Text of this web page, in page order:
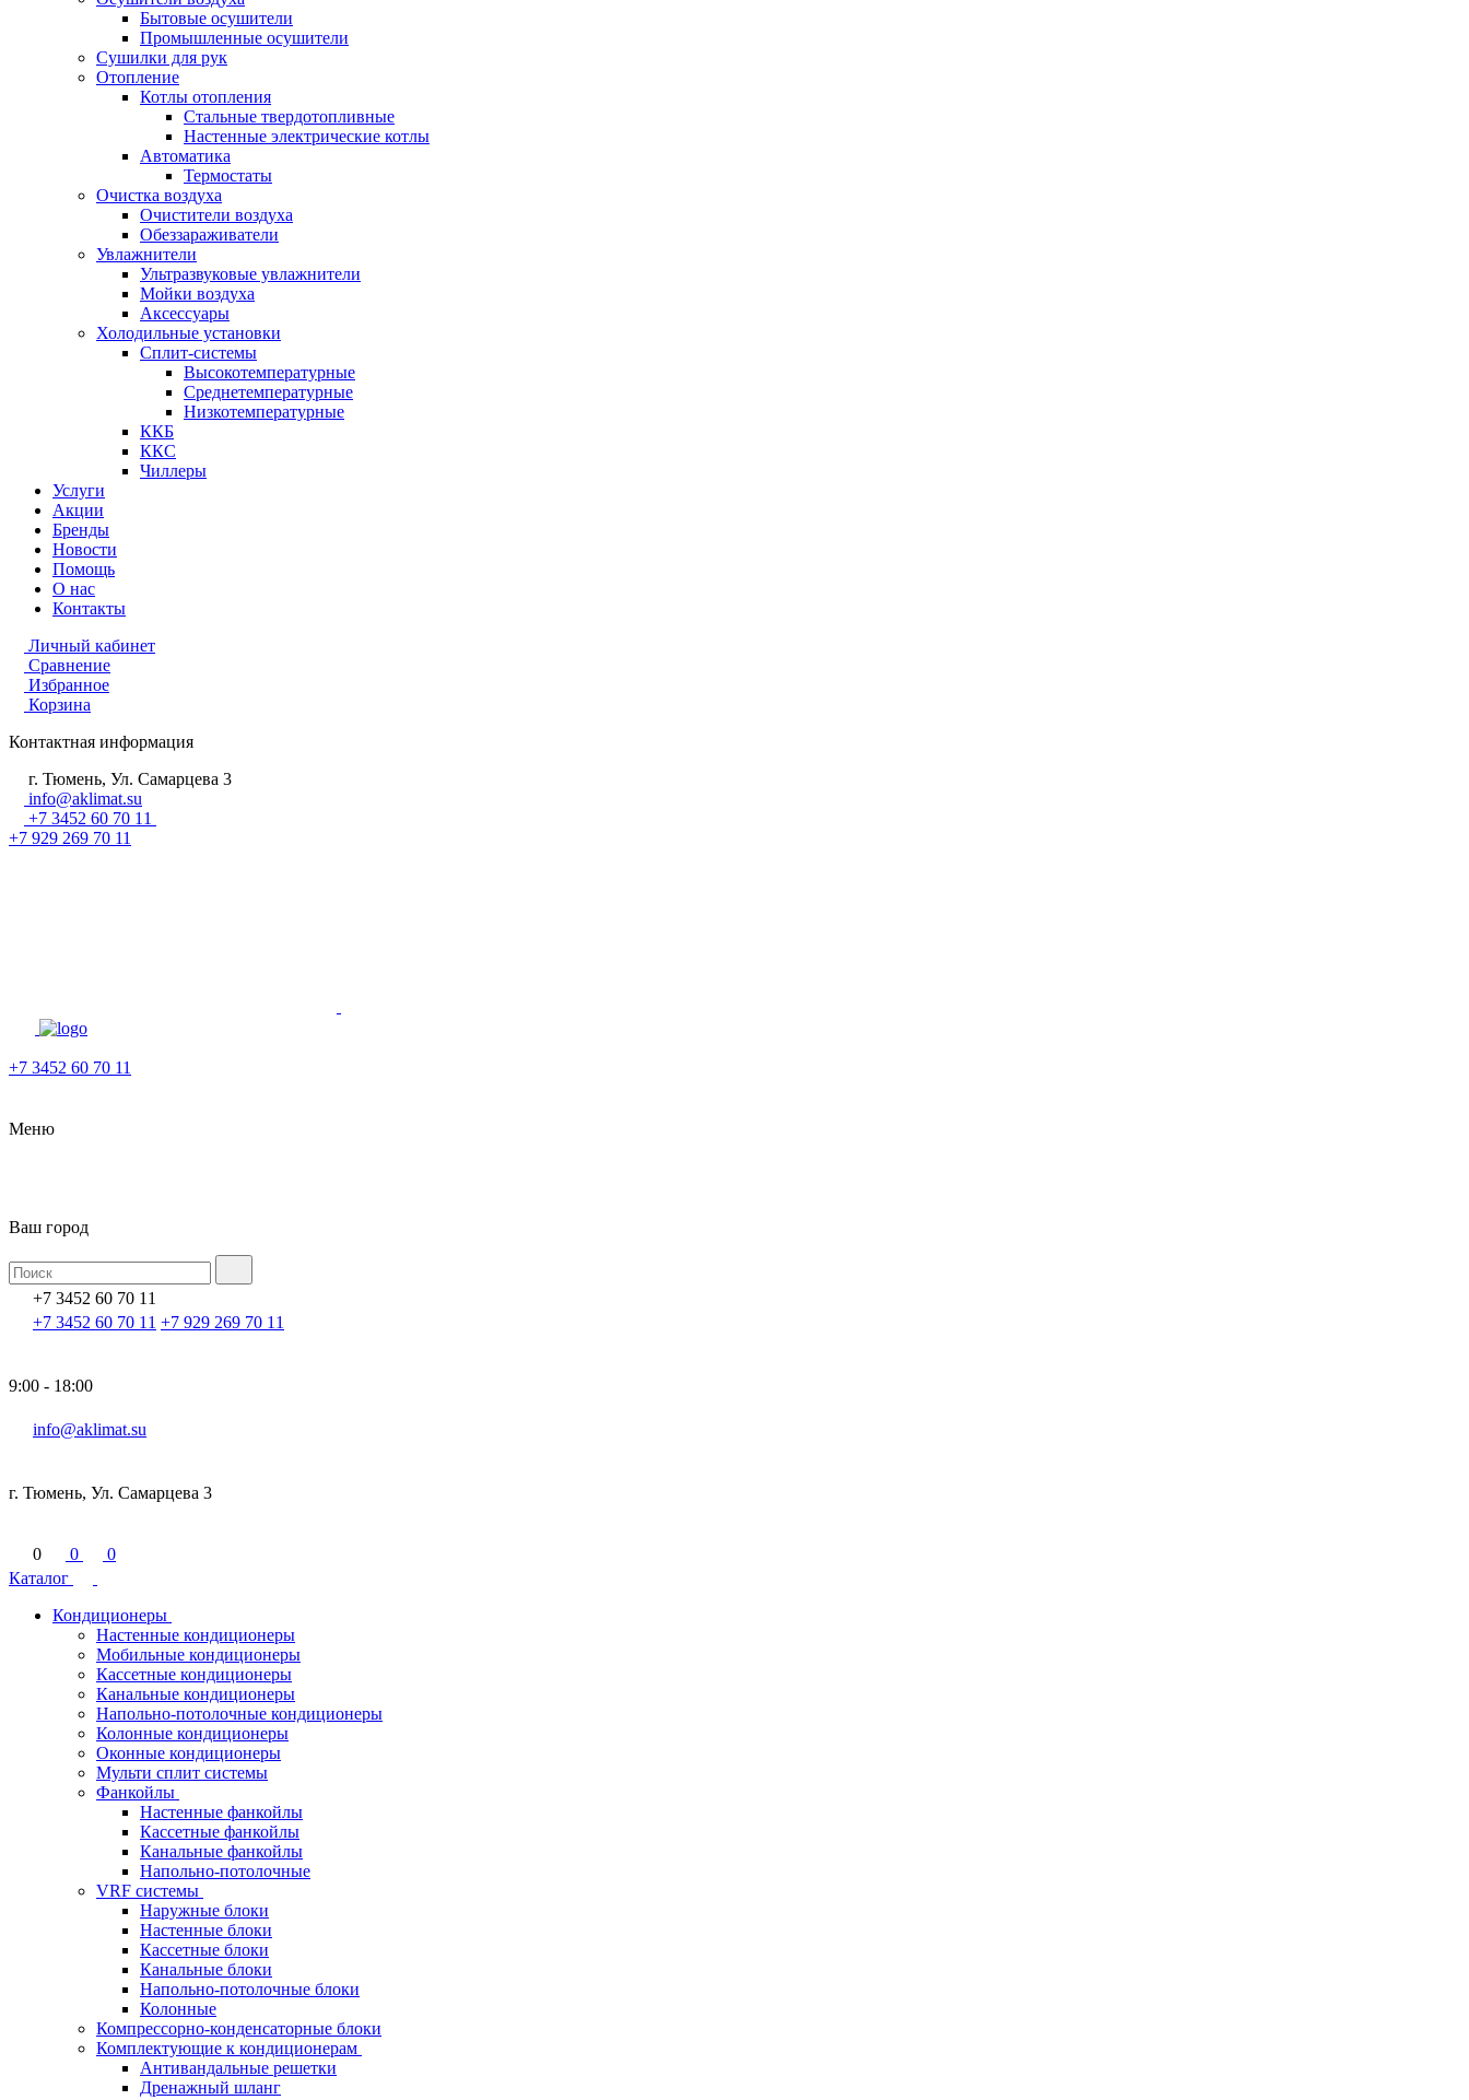
Бытовые осушители
Промышленные осушители
Сушилки для рук
Отопление
Котлы отопления
Стальные твердотопливные
Настенные электрические котлы
Автоматика
Термостаты
Очистка воздуха
Очистители воздуха
Обеззараживатели
Увлажнители
Ультразвуковые увлажнители
Мойки воздуха
Аксессуары
Холодильные установки
Сплит-системы
Высокотемпературные
Среднетемпературные
Низкотемпературные
ККБ
ККС
Чиллеры
Услуги
Акции
Бренды
Новости
Помощь
О нас
Контакты
Личный кабинет
Сравнение
Избранное
Корзина
Контактная информация
г. Тюмень, Ул. Самарцева 3
info@aklimat.su
+7 3452 60 70 11
+7 929 269 70 11
+7 3452 60 70 11
Меню
Ваш город
+7 3452 60 70 11
+7 3452 60 70 11 +7 929 269 70 11
9:00 - 18:00
info@aklimat.su
г. Тюмень, Ул. Самарцева 3
0 0
0
Каталог
Кондиционеры
Настенные кондиционеры
Мобильные кондиционеры
Кассетные кондиционеры
Канальные кондиционеры
Напольно-потолочные кондиционеры
Колонные кондиционеры
Оконные кондиционеры
Мульти сплит системы
Фанкойлы
Настенные фанкойлы
Кассетные фанкойлы
Канальные фанкойлы
Напольно-потолочные
VRF системы
Наружные блоки
Настенные блоки
Кассетные блоки
Канальные блоки
Напольно-потолочные блоки
Колонные
Компрессорно-конденсаторные блоки
Комплектующие к кондиционерам
Антивандальные решетки
Дренажный шланг